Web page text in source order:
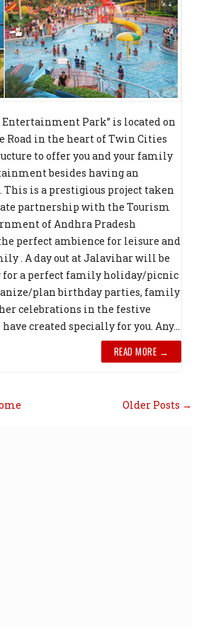
Park” is located on
Road in the heart of Twin Cities
to offer you and your family
besides having an
This is a prestigious project taken
partnership with the Tourism
of Andhra Pradesh
perfect ambience for leisure and
. A day out at Jalavihar will be
for a perfect family holiday/picnic
plan birthday parties, family
celebrations in the festive
created specially for you. Any...
READ MORE →
Older Posts →